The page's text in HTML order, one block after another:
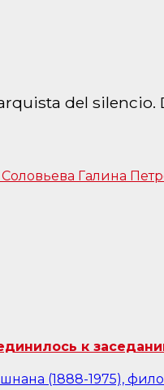
del silencio.
к
(1888-1975),